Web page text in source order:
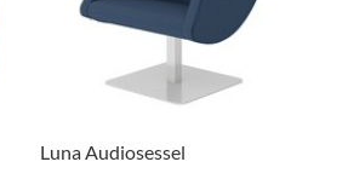
Luna Audiosessel